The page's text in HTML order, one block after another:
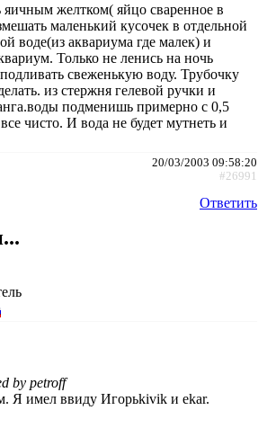
желтком( яйцо сваренное в
маленький кусочек в отдельной
воде(из аквариума где малек) и
Только не ленись на ночь
свеженькую воду. Трубочку
из стержня гелевой ручки и
подменишь примерно с 0,5
чисто. И вода не будет мутнеть и
20/03/2003 09:58:20
#26991
Ответить
by petroff
Я имел ввиду Игорьkivik и ekar.